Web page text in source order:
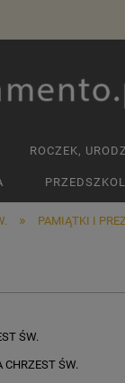
ROCZEK,
» PAMIĄTKI I
ŚW.
CHRZEST ŚW.